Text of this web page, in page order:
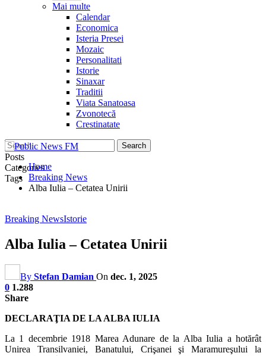
Mai multe
Calendar
Economica
Isteria Presei
Mozaic
Personalitati
Istorie
Sinaxar
Traditii
Viata Sanatoasa
Zvonotecă
Crestinatate
Posts
Categories
Tags
Home
Breaking News
Alba Iulia – Cetatea Unirii
Breaking NewsIstorie
Alba Iulia – Cetatea Unirii
By Stefan Damian On dec. 1, 2025
0 1.288
Share
DECLARAŢIA DE LA ALBA IULIA
La 1 decembrie 1918 Marea Adunare de la Alba Iulia a hotărât
Unirea Transilvaniei, Banatului, Crişanei şi Maramureşului la